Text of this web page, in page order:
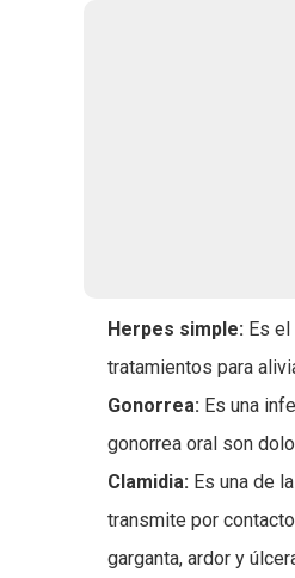
Herpes simple: Es
tratamientos para
Gonorrea: Es una
gonorrea oral son
Clamidia: Es una de
transmite por
garganta, ardor y